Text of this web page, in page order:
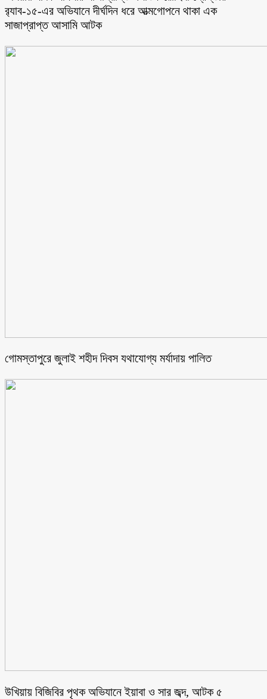
র‌্যাব-১৫-এর অভিযানে দীর্ঘদিন ধরে আত্মগোপনে থাকা এক
সাজাপ্রাপ্ত আসামি আটক
গোমস্তাপুরে জুলাই শহীদ দিবস যথাযোগ্য মর্যাদায় পালিত
উখিয়ায় বিজিবির পৃথক অভিযানে ইয়াবা ও সার জব্দ, আটক ৫